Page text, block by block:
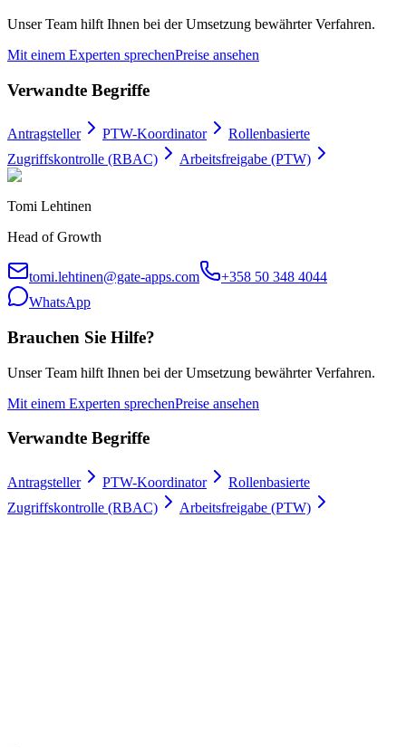
Unser Team hilft Ihnen bei der Umsetzung bewährter Verfahren.
Mit einem Experten sprechenPreise ansehen
Verwandte Begriffe
Antragsteller PTW-Koordinator
Rollenbasierte
Zugriffskontrolle (RBAC)
Arbeitsfreigabe (PTW)
Tomi Lehtinen
Head of Growth
tomi.lehtinen@gate-apps.com
+358 50 348 4044
WhatsApp
Brauchen Sie Hilfe?
Unser Team hilft Ihnen bei der Umsetzung bewährter Verfahren.
Mit einem Experten sprechenPreise ansehen
Verwandte Begriffe
Antragsteller PTW-Koordinator
Rollenbasierte
Zugriffskontrolle (RBAC)
Arbeitsfreigabe (PTW)